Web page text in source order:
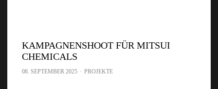
KAMPAGNENSHOOT FÜR MITSUI
CHEMICALS
08. SEPTEMBER 2025 · PROJEKTE